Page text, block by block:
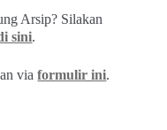
Arsip? Silakan
sini.
viaformulir ini.